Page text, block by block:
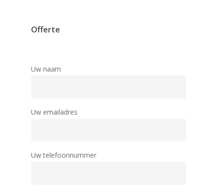
Offerte
Uw naam
Uw emailadres
Uw telefoonnummer